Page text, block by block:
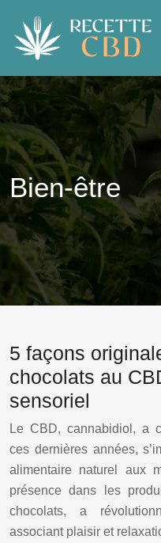
Bien-être
5 façons
chocolats au
sensoriel
Le CBD, cannabidiol, a
ces dernières années,
alimentaire naturel aux
présence dans les
chocolats, a
associant plaisir et